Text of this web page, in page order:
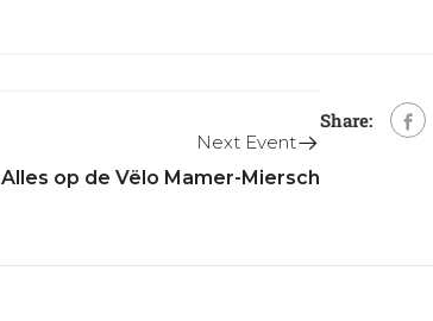
Share:
Next Event
Alles op de Vëlo Mamer-Miersch